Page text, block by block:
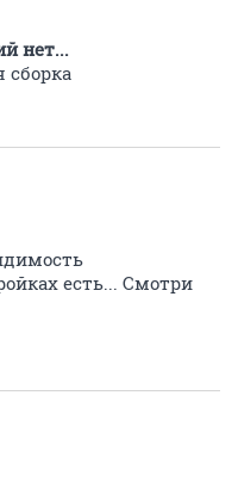
нет...
сборка
есть... Смотри